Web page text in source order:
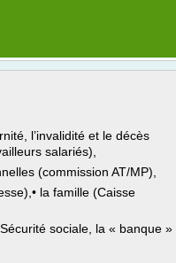
l’invalidité et le décès
salariés),
(commission AT/MP),
la famille (Caisse
sociale, la « banque »